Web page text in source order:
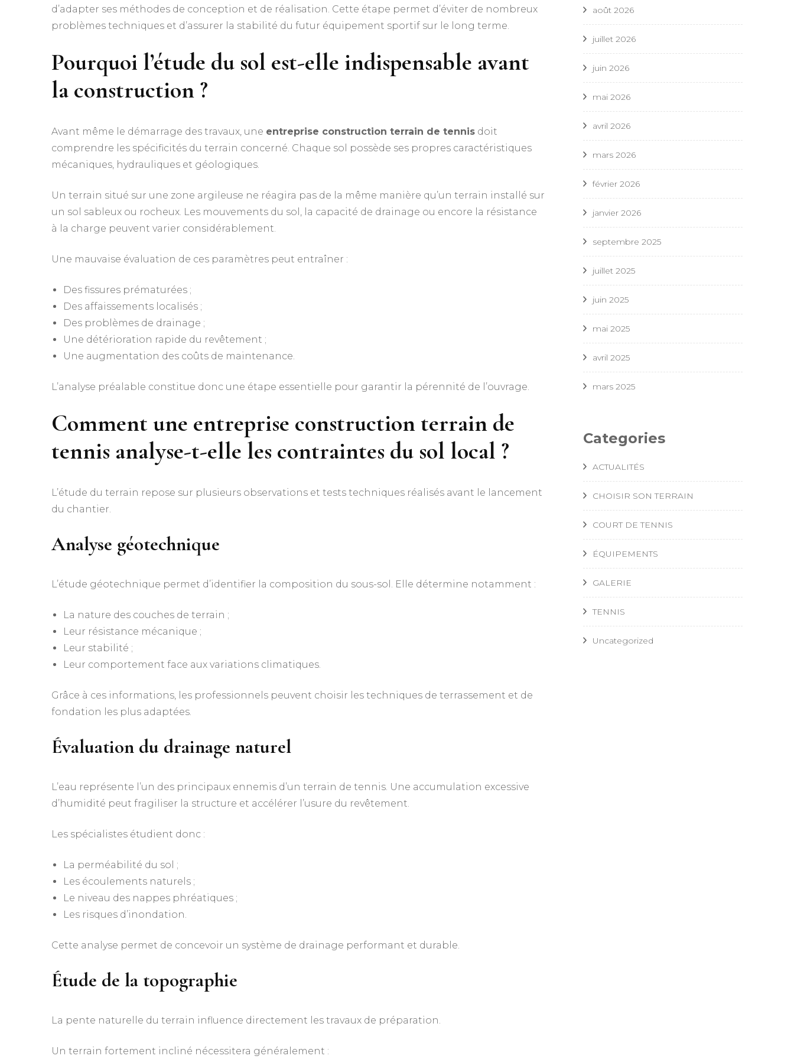
d’adapter ses méthodes de conception et de réalisation. Cette étape permet d’éviter de nombreux
problèmes techniques et d’assurer la stabilité du futur équipement sportif sur le long terme.
Pourquoi l’étude du sol est-elle indispensable avant
la construction ?
Avant même le démarrage des travaux, une entreprise construction terrain de tennis doit
comprendre les spécificités du terrain concerné. Chaque sol possède ses propres caractéristiques
mécaniques, hydrauliques et géologiques.
Un terrain situé sur une zone argileuse ne réagira pas de la même manière qu’un terrain installé sur
un sol sableux ou rocheux. Les mouvements du sol, la capacité de drainage ou encore la résistance
à la charge peuvent varier considérablement.
Une mauvaise évaluation de ces paramètres peut entraîner :
Des fissures prématurées ;
Des affaissements localisés ;
Des problèmes de drainage ;
Une détérioration rapide du revêtement ;
Une augmentation des coûts de maintenance.
L’analyse préalable constitue donc une étape essentielle pour garantir la pérennité de l’ouvrage.
Comment une entreprise construction terrain de
tennis analyse-t-elle les contraintes du sol local ?
L’étude du terrain repose sur plusieurs observations et tests techniques réalisés avant le lancement
du chantier.
Analyse géotechnique
L’étude géotechnique permet d’identifier la composition du sous-sol. Elle détermine notamment :
La nature des couches de terrain ;
Leur résistance mécanique ;
Leur stabilité ;
Leur comportement face aux variations climatiques.
Grâce à ces informations, les professionnels peuvent choisir les techniques de terrassement et de
fondation les plus adaptées.
Évaluation du drainage naturel
L’eau représente l’un des principaux ennemis d’un terrain de tennis. Une accumulation excessive
d’humidité peut fragiliser la structure et accélérer l’usure du revêtement.
Les spécialistes étudient donc :
La perméabilité du sol ;
Les écoulements naturels ;
Le niveau des nappes phréatiques ;
Les risques d’inondation.
Cette analyse permet de concevoir un système de drainage performant et durable.
Étude de la topographie
La pente naturelle du terrain influence directement les travaux de préparation.
Un terrain fortement incliné nécessitera généralement :
août 2026
juillet 2026
juin 2026
mai 2026
avril 2026
mars 2026
février 2026
janvier 2026
septembre 2025
juillet 2025
juin 2025
mai 2025
avril 2025
mars 2025
Categories
ACTUALITÉS
CHOISIR SON TERRAIN
COURT DE TENNIS
ÉQUIPEMENTS
GALERIE
TENNIS
Uncategorized